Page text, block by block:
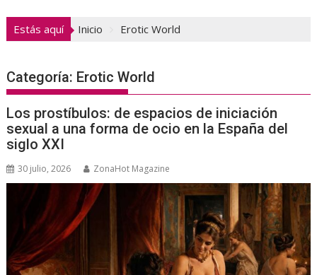
Estás aquí Inicio Erotic World
Categoría: Erotic World
Los prostíbulos: de espacios de iniciación
sexual a una forma de ocio en la España del
siglo XXI
30 julio, 2026 ZonaHot Magazine